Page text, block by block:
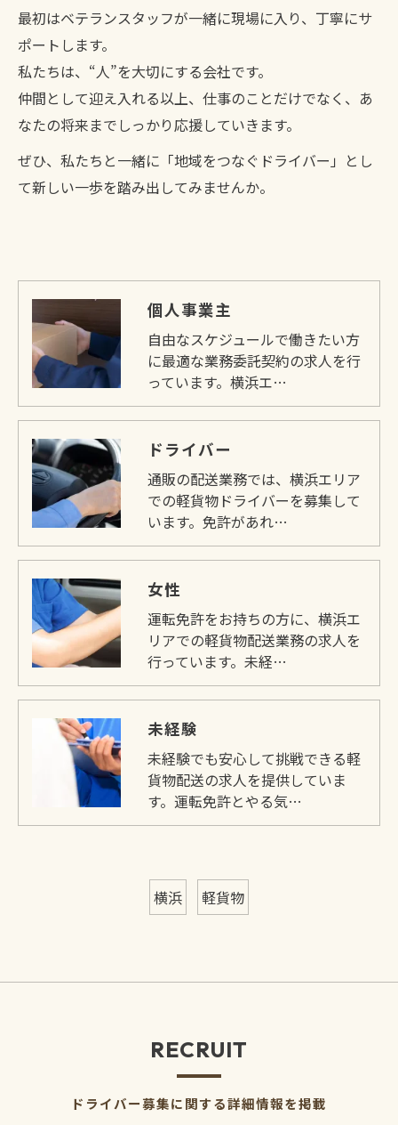
最初はベテランスタッフが一緒に現場に入り、丁寧にサ
ポートします。
私たちは、“人”を大切にする会社です。
仲間として迎え入れる以上、仕事のことだけでなく、あ
なたの将来までしっかり応援していきます。
ぜひ、私たちと一緒に「地域をつなぐドライバー」とし
て新しい一歩を踏み出してみませんか。
個人事業主
自由なスケジュールで働きたい方
に最適な業務委託契約の求人を行
っています。横浜エ…
ドライバー
通販の配送業務では、横浜エリア
での軽貨物ドライバーを募集して
います。免許があれ…
女性
運転免許をお持ちの方に、横浜エ
リアでの軽貨物配送業務の求人を
行っています。未経…
未経験
未経験でも安心して挑戦できる軽
貨物配送の求人を提供していま
す。運転免許とやる気…
横浜 軽貨物
ドライバー募集に関する詳細情報を掲載
RECRUIT
お問い合わせはこちら